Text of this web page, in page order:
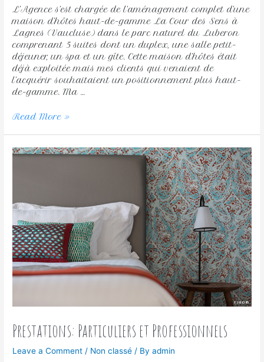
L’Agence s’est chargée de l’aménagement complet d’une
maison d’hôtes haut-de-gamme La Cour des Sens à
Lagnes (Vaucluse) dans le parc naturel du Luberon
comprenant 5 suites dont un duplex, une salle petit-
déjeuner, un spa et un gîte. Cette maison d’hôtes était
déjà exploitée mais mes clients qui venaient de
l’acquérir souhaitaient un positionnement plus haut-
de-gamme. Ma …
Read More »
Prestations: Particuliers et Professionnels
Leave a Comment / Non classé / Byadmin